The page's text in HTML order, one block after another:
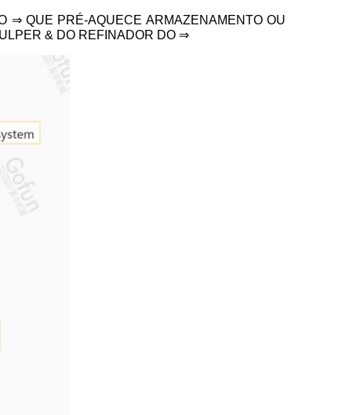
⇒ QUE PRÉ-AQUECE ARMAZENAMENTO OU
& DO REFINADOR DO ⇒